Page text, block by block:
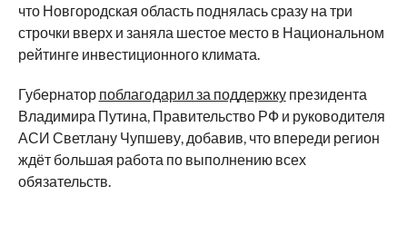
что Новгородская область поднялась сразу на три
строчки вверх и заняла шестое место в Национальном
рейтинге инвестиционного климата.
Губернатор поблагодарил за поддержкупрезидента
Владимира Путина, Правительство РФ и руководителя
АСИ Светлану Чупшеву, добавив, что впереди регион
ждёт большая работа по выполнению всех
обязательств.